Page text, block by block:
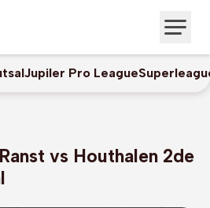
Jupiler Pro League
vs Houthalen 2de